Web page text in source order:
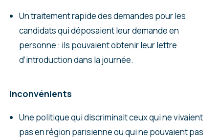
Un traitement rapide des demandes pour les
candidats qui déposaient leur demande en
personne : ils pouvaient obtenir leur lettre
d’introduction dans la journée.
Inconvénients
Une politique qui discriminait ceux qui ne vivaient
pas en région parisienne ou qui ne pouvaient pas